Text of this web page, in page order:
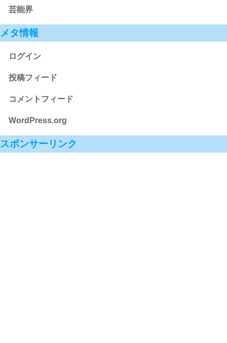
芸能界
メタ情報
ログイン
投稿フィード
コメントフィード
WordPress.org
スポンサーリンク